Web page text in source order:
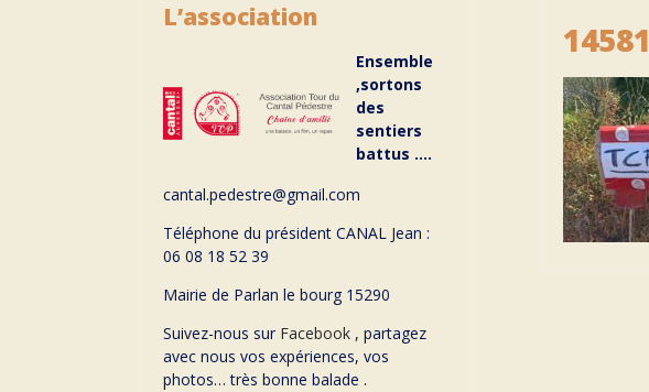
14581
L’association
Ensemble
,sortons
des
sentiers
battus ….
cantal.pedestre@gmail.com
Téléphone du président CANAL Jean :
06 08 18 52 39
Mairie de Parlan le bourg 15290
Suivez-nous sur Facebook , partagez
avec nous vos expériences, vos
photos… très bonne balade .